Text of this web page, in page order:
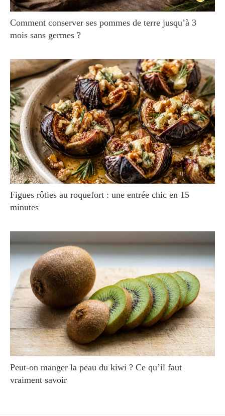
Comment conserver ses pommes de terre jusqu’à 3
mois sans germes ?
Figues rôties au roquefort : une entrée chic en 15
minutes
Peut-on manger la peau du kiwi ? Ce qu’il faut
vraiment savoir